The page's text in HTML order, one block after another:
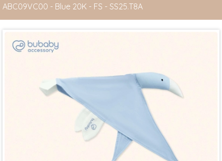
ABC09VC00 - Blue 20K - FS - SS25.T8A